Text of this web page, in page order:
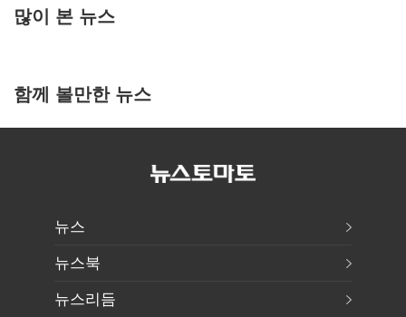
많이 본 뉴스
함께 볼만한 뉴스
뉴스
뉴스북
뉴스리듬